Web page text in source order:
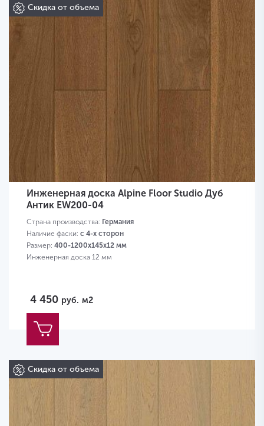
Скидка от объема
Инженерная доска Alpine Floor Studio Дуб
Антик EW200-04
Страна производства: Германия
Наличие фаски: с 4-х сторон
Размер: 400-1200х145х12 мм
Инженерная доска 12 мм
4 450 руб. м2
Скидка от объема